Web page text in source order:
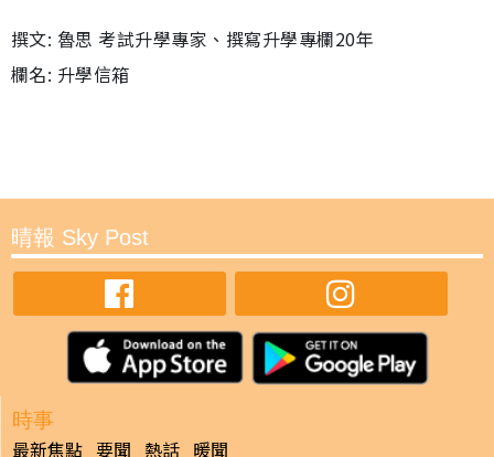
撰文: 魯思 考試升學專家、撰寫升學專欄20年
欄名: 升學信箱
晴報 Sky Post
時事
最新焦點 要聞 熱話 暖聞